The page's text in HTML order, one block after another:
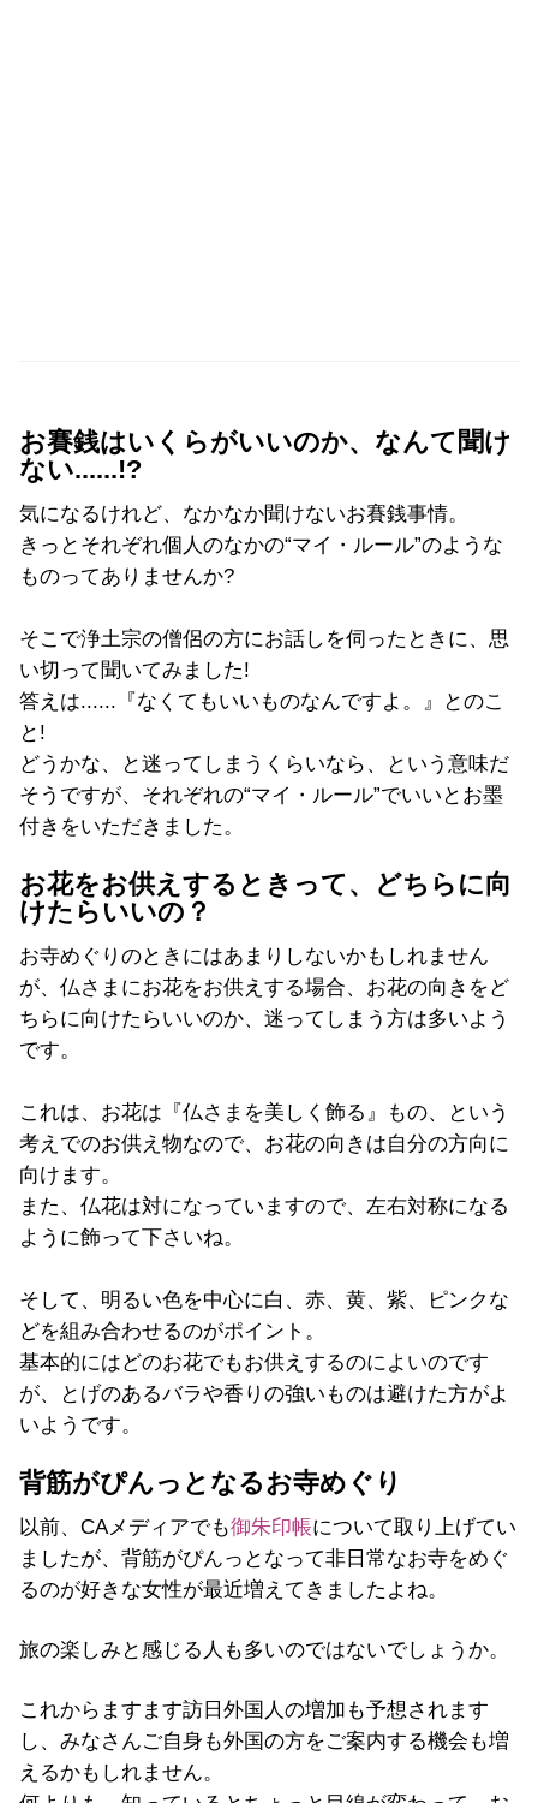
お賽銭はいくらがいいのか、なんて聞け
ない......!?
気になるけれど、なかなか聞けないお賽銭事情。
きっとそれぞれ個人のなかの“マイ・ルール”のような
ものってありませんか?
そこで浄土宗の僧侶の方にお話しを伺ったときに、思
い切って聞いてみました!
答えは......『なくてもいいものなんですよ。』とのこ
と!
どうかな、と迷ってしまうくらいなら、という意味だ
そうですが、それぞれの“マイ・ルール”でいいとお墨
付きをいただきました。
お花をお供えするときって、どちらに向
けたらいいの？
お寺めぐりのときにはあまりしないかもしれません
が、仏さまにお花をお供えする場合、お花の向きをど
ちらに向けたらいいのか、迷ってしまう方は多いよう
です。
これは、お花は『仏さまを美しく飾る』もの、という
考えでのお供え物なので、お花の向きは自分の方向に
向けます。
また、仏花は対になっていますので、左右対称になる
ように飾って下さいね。
そして、明るい色を中心に白、赤、黄、紫、ピンクな
どを組み合わせるのがポイント。
基本的にはどのお花でもお供えするのによいのです
が、とげのあるバラや香りの強いものは避けた方がよ
いようです。
背筋がぴんっとなるお寺めぐり
以前、CAメディアでも御朱印帳について取り上げてい
ましたが、背筋がぴんっとなって非日常なお寺をめぐ
るのが好きな女性が最近増えてきましたよね。
旅の楽しみと感じる人も多いのではないでしょうか。
これからますます訪日外国人の増加も予想されます
し、みなさんご自身も外国の方をご案内する機会も増
えるかもしれません。